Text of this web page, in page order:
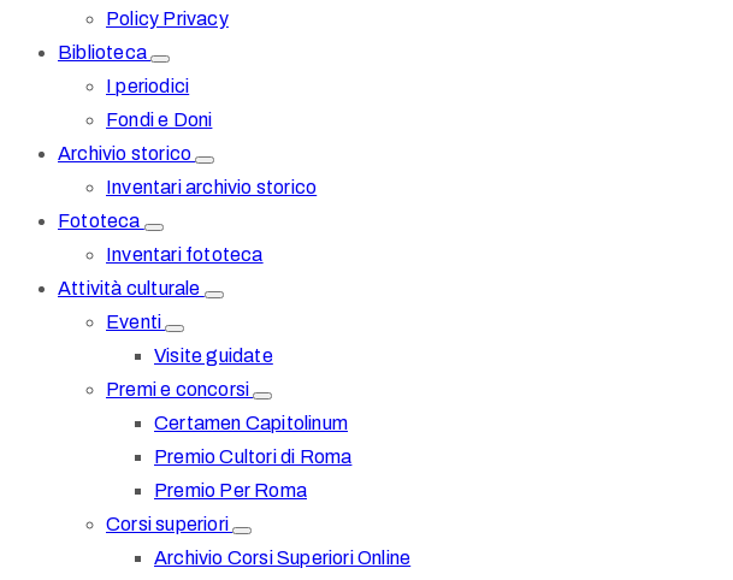
Policy Privacy
Biblioteca
I periodici
Fondi e Doni
Archivio storico
Inventari archivio storico
Fototeca
Inventari fototeca
Attività culturale
Eventi
Visite guidate
Premi e concorsi
Certamen Capitolinum
Premio Cultori di Roma
Premio Per Roma
Corsi superiori
Archivio Corsi Superiori Online